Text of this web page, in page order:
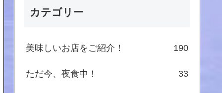
カテゴリー
美味しいお店をご紹介！ 190
ただ今、夜食中！ 33